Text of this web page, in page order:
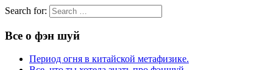
Search for:
Все о фэн шуй
Период огня в китайской метафизике.